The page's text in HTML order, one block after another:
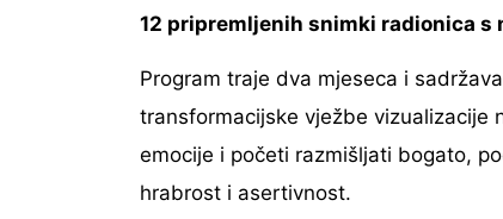
12 pripremljenih snimki radionica s
Program traje dva mjeseca i
transformacijske vježbe vizualizacije
emocije i početi razmišljati bogato,
hrabrost i asertivnost.